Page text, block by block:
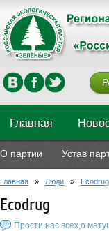
Главная
О партии Устав
Главная » Люди » Ecodrug
Ecodrug
Прости нас всех,о